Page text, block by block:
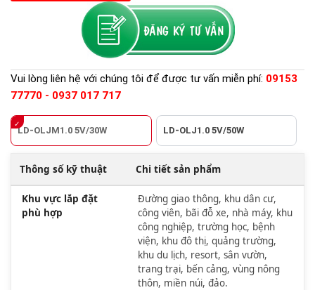
Vui lòng liên hệ với chúng tôi để được tư vấn miễn phí: 09153
77770 - 0937 017 717
LD-OLJM1.0 5V/30W LD-OLJ1.0 5V/50W
Thông số kỹ thuật Chi tiết sản phẩm
Khu vực lắp đặt
phù hợp
Đường giao thông, khu dân cư,
công viên, bãi đỗ xe, nhà máy, khu
công nghiệp, trường học, bệnh
viện, khu đô thị, quảng trường,
khu du lịch, resort, sân vườn,
trang trại, bến cảng, vùng nông
thôn, miền núi, đảo.